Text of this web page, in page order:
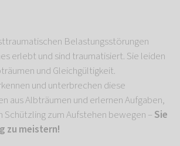
Belastungsstörungen
erlebt und sind traumatisiert. Sie leiden
und Gleichgültigkeit.
und unterbrechen diese
aus Albträumen und erlernen Aufgaben,
Schützling zum Aufstehen bewegen – Sie
zu meistern!